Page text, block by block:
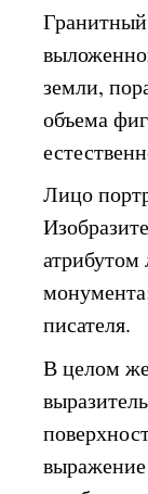
земли,
объема
Лицо
писателя.
В целом